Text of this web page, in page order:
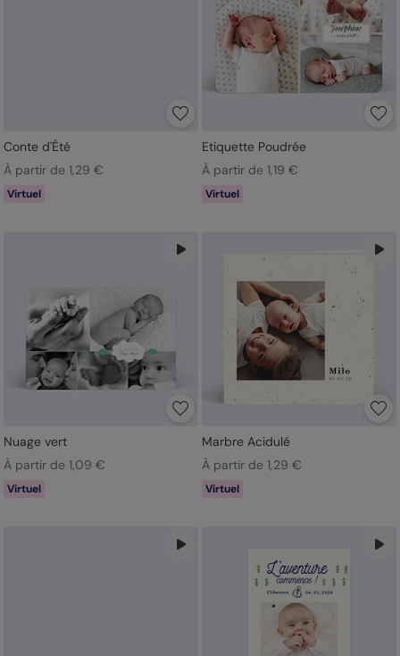
Conte d'Été
À partir de 1,29 €
Virtuel
Etiquette Poudrée
À partir de 1,19 €
Virtuel
Nuage vert
À partir de 1,09 €
Virtuel
Marbre Acidulé
À partir de 1,29 €
Virtuel